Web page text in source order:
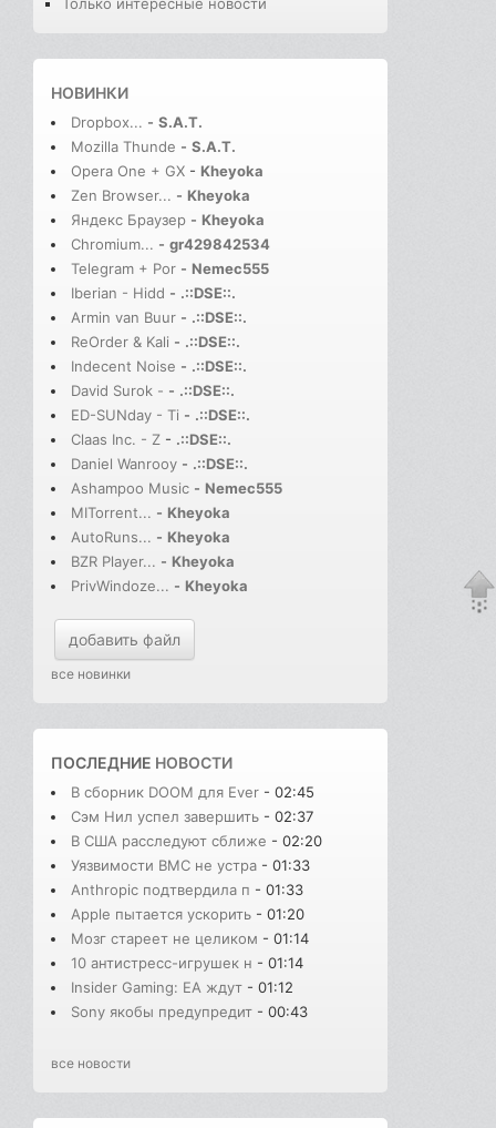
Только интересные новости
НОВИНКИ
Dropbox... - S.A.T.
Mozilla Thunde - S.A.T.
Opera One + GX - Kheyoka
Zen Browser... - Kheyoka
Яндекс Браузер - Kheyoka
Chromium... - gr429842534
Telegram + Por - Nemec555
Iberian - Hidd - .::DSE::.
Armin van Buur - .::DSE::.
ReOrder & Kali - .::DSE::.
Indecent Noise - .::DSE::.
David Surok - - .::DSE::.
ED-SUNday - Ti - .::DSE::.
Claas Inc. - Z - .::DSE::.
Daniel Wanrooy - .::DSE::.
Ashampoo Music - Nemec555
MITorrent... - Kheyoka
AutoRuns... - Kheyoka
BZR Player... - Kheyoka
PrivWindoze... - Kheyoka
добавить файл
все новинки
ПОСЛЕДНИЕ НОВОСТИ
В сборник DOOM для Ever - 02:45
Сэм Нил успел завершить - 02:37
В США расследуют сближе - 02:20
Уязвимости BMC не устра - 01:33
Anthropic подтвердила п - 01:33
Apple пытается ускорить - 01:20
Мозг стареет не целиком - 01:14
10 антистресс-игрушек н - 01:14
Insider Gaming: EA ждут - 01:12
Sony якобы предупредит - 00:43
все новости